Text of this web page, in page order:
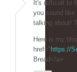
It's difficult to
you sound like
talking about!
Here is my
href=" https://
Bread</a>